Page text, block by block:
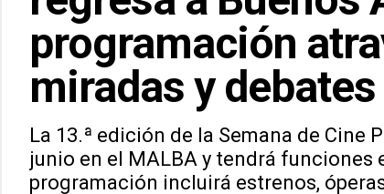
programación
miradas y
La 13.ª edición de la Semana de Cine
junio en el MALBA y tendrá funciones
programación incluirá estrenos,